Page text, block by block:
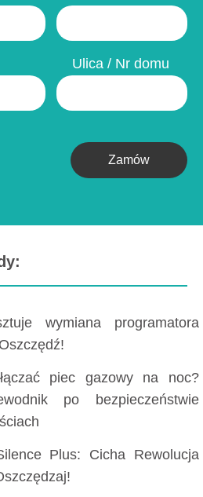
Ulica / Nr domu
Zamów
wymiana programatora
piec gazowy na noc?
po bezpieczeństwie
Plus: Cicha Rewolucja